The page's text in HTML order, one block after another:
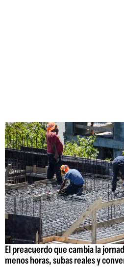
El preacuerdo que cambia la
menos horas, subas reales y